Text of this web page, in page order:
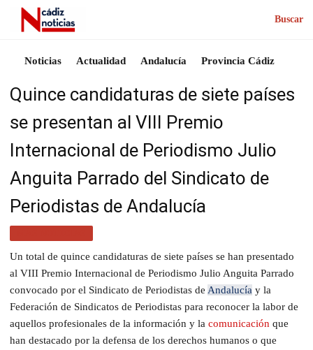
Buscar
Noticias Actualidad Andalucía Provincia Cádiz
Quince candidaturas de siete países
se presentan al VIII Premio
Internacional de Periodismo Julio
Anguita Parrado del Sindicato de
Periodistas de Andalucía
Un total de quince candidaturas de siete países se han presentado
al VIII Premio Internacional de Periodismo Julio Anguita Parrado
convocado por el Sindicato de Periodistas de Andalucía y la
Federación de Sindicatos de Periodistas para reconocer la labor de
aquellos profesionales de la información y la comunicación que
han destacado por la defensa de los derechos humanos o que